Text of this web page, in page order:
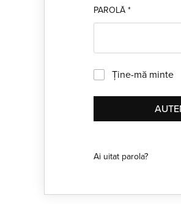
PAROLĂ *
Ține-mă minte
Ai uitat parola?